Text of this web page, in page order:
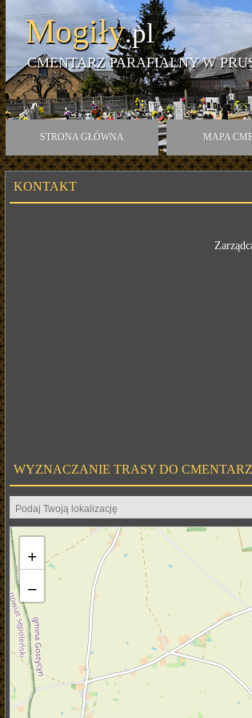
Mogiły.pl
CMENTARZ PARAFIALNY W
STRONA GŁÓWNA MAPA
KONTAKT
WYZNACZANIE TRASY DO
+
−